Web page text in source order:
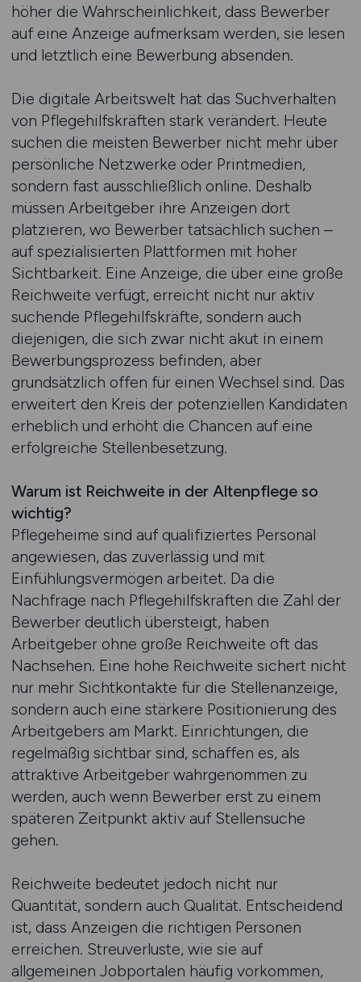
höher die Wahrscheinlichkeit, dass Bewerber
auf eine Anzeige aufmerksam werden, sie lesen
und letztlich eine Bewerbung absenden.
Die digitale Arbeitswelt hat das Suchverhalten
von Pflegehilfskräften stark verändert. Heute
suchen die meisten Bewerber nicht mehr über
persönliche Netzwerke oder Printmedien,
sondern fast ausschließlich online. Deshalb
müssen Arbeitgeber ihre Anzeigen dort
platzieren, wo Bewerber tatsächlich suchen –
auf spezialisierten Plattformen mit hoher
Sichtbarkeit. Eine Anzeige, die über eine große
Reichweite verfügt, erreicht nicht nur aktiv
suchende Pflegehilfskräfte, sondern auch
diejenigen, die sich zwar nicht akut in einem
Bewerbungsprozess befinden, aber
grundsätzlich offen für einen Wechsel sind. Das
erweitert den Kreis der potenziellen Kandidaten
erheblich und erhöht die Chancen auf eine
erfolgreiche Stellenbesetzung.
Warum ist Reichweite in der Altenpflege so
wichtig?
Pflegeheime sind auf qualifiziertes Personal
angewiesen, das zuverlässig und mit
Einfühlungsvermögen arbeitet. Da die
Nachfrage nach Pflegehilfskräften die Zahl der
Bewerber deutlich übersteigt, haben
Arbeitgeber ohne große Reichweite oft das
Nachsehen. Eine hohe Reichweite sichert nicht
nur mehr Sichtkontakte für die Stellenanzeige,
sondern auch eine stärkere Positionierung des
Arbeitgebers am Markt. Einrichtungen, die
regelmäßig sichtbar sind, schaffen es, als
attraktive Arbeitgeber wahrgenommen zu
werden, auch wenn Bewerber erst zu einem
späteren Zeitpunkt aktiv auf Stellensuche
gehen.
Reichweite bedeutet jedoch nicht nur
Quantität, sondern auch Qualität. Entscheidend
ist, dass Anzeigen die richtigen Personen
erreichen. Streuverluste, wie sie auf
allgemeinen Jobportalen häufig vorkommen,